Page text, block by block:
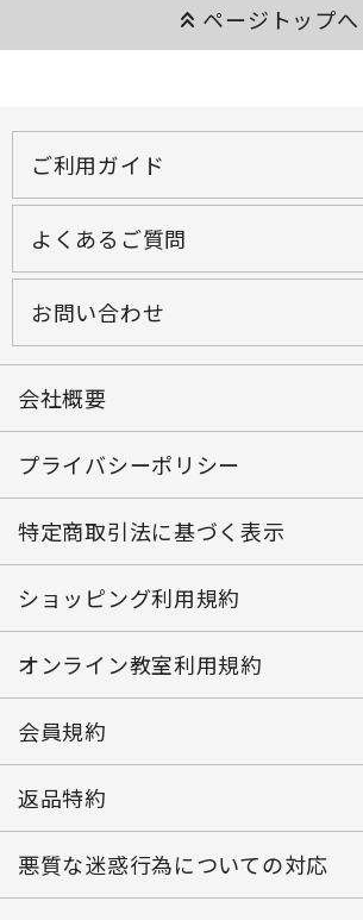
keyboard_double_arrow_up ページトップへ
ご利用ガイド
よくあるご質問
お問い合わせ
会社概要
プライバシーポリシー
特定商取引法に基づく表示
ショッピング利用規約
オンライン教室利用規約
会員規約
返品特約
悪質な迷惑行為についての対応